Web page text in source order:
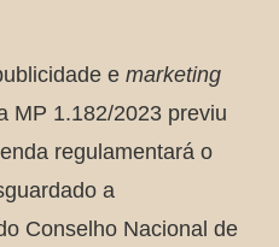
e marketing
MP 1.182/2023 previu
regulamentará o
a
Conselho Nacional de